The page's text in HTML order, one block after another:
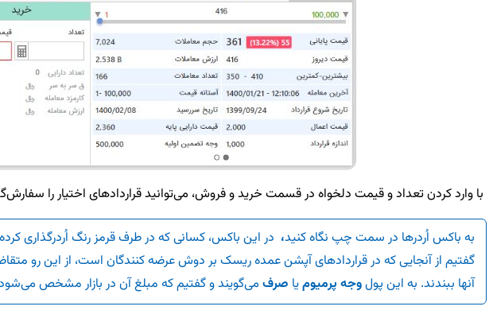
با وارد کردن تعداد و قیمت دلخواه در قسمت خرید و فروش، می‌توانید قراردادهای اختیار را
به باکس اُردرها در سمت چپ نگاه کنید، در این باکس، کسانی که در طرف قرمز رنگ اُردرگذاری
گفتیم از آنجایی که در قراردادهای آپشن عمده ریسک بر دوش عرضه کنندگان است، از این رو
آنها ببندند. به این پولوجه پرمیومیا صرف می‌گویند و گفتیم که مبلغ آن در بازار مشخص